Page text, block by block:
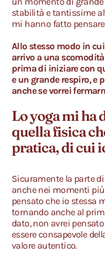
stabilità e tantissime
mi hanno fatto
Allo stesso modo in
arrivo a una
prima di iniziare con
e un grande respiro, e
anche se vorrei
Lo yoga mi ha
quella fisica
pratica, di cui
Sicuramente la parte
anche nei momenti
pensato che io stessa
tornando anche al
dato, non avrei
essere consapevole
valore autentico.